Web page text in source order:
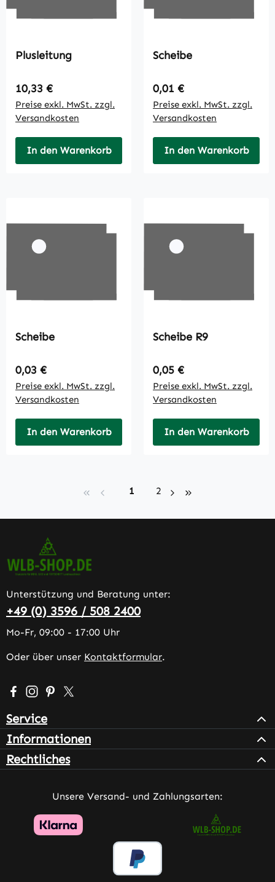
Plusleitung
Regulärer Preis:
10,33 €
Preise exkl. MwSt. zzgl.
Versandkosten
In den Warenkorb
Scheibe
Regulärer Preis:
0,01 €
Preise exkl. MwSt. zzgl.
Versandkosten
In den Warenkorb
Scheibe
Regulärer Preis:
0,03 €
Preise exkl. MwSt. zzgl.
Versandkosten
In den Warenkorb
Scheibe R9
Regulärer Preis:
0,05 €
Preise exkl. MwSt. zzgl.
Versandkosten
In den Warenkorb
Seite
1 Seite
2
Unterstützung und Beratung unter:
+49 (0) 3596 / 508 2400
Mo-Fr, 09:00 - 17:00 Uhr
Oder über unser Kontaktformular.
Besuche uns auf Facebook – öffnet in neuem Tab
Schau auf Instagram vorbei – öffnet in neuem Tab
Lass dich auf Pinterest inspirieren – öffnet in
Folge uns auf X – öffnet in neuem Tab
Service
Informationen
Rechtliches
Unsere Versand- und Zahlungsarten: